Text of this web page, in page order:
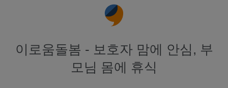
이로움돌봄 - 보호자 맘에 안심, 부
모님 몸에 휴식